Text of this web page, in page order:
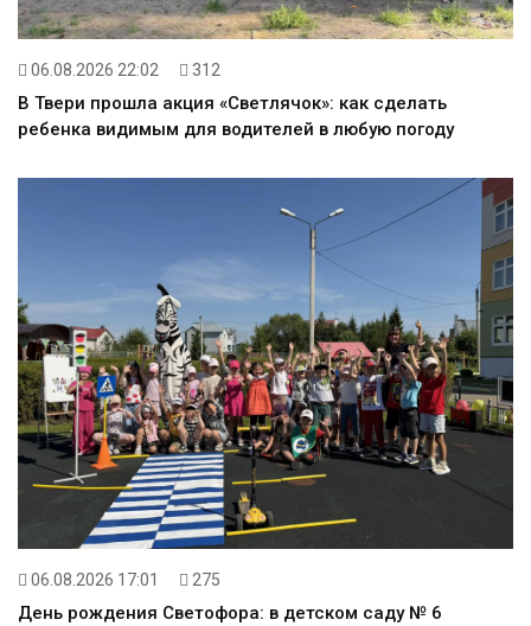
06.08.2026 22:02 312
В Твери прошла акция «Светлячок»: как сделать
ребенка видимым для водителей в любую погоду
06.08.2026 17:01 275
День рождения Светофора: в детском саду № 6